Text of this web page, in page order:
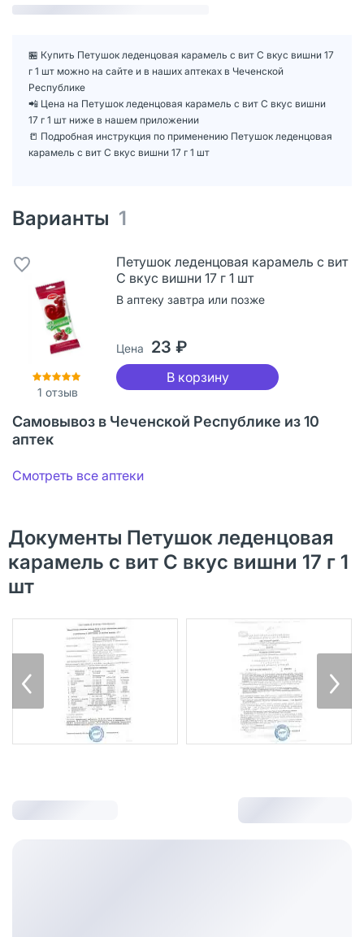
🏪 Купить Петушок леденцовая карамель с вит С вкус вишни 17
г 1 шт можно на сайте и в наших аптеках в Чеченской
Республике
📲 Цена на Петушок леденцовая карамель с вит С вкус вишни
17 г 1 шт ниже в нашем приложении
📒 Подробная инструкция по применению Петушок леденцовая
карамель с вит С вкус вишни 17 г 1 шт
Варианты 1
1 отзыв
Петушок леденцовая карамель с вит
С вкус вишни 17 г 1 шт
В аптеку завтра или позже
Цена 23 ₽
В корзину
Самовывоз в Чеченской Республике из 10
аптек
Смотреть все аптеки
Документы Петушок леденцовая
карамель с вит С вкус вишни 17 г 1
шт